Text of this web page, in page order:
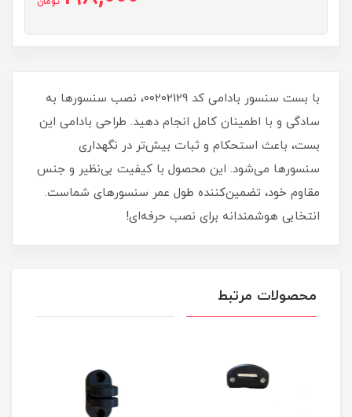
با بست سنسور بادامی کد 00202129، نصب سنسورها به
سادگی و با اطمینان کامل انجام دهید. طراحی بادامی این
بست، باعث استحکام و ثبات بیش‌تر در نگهداری
سنسورها می‌شود. این محصول با کیفیت بی‌نظیر و جنس
مقاوم خود، تضمین‌کننده طول عمر سنسورهای شماست.
انتخابی هوشمندانه برای نصب حرفه‌ای!
محصولات مرتبط